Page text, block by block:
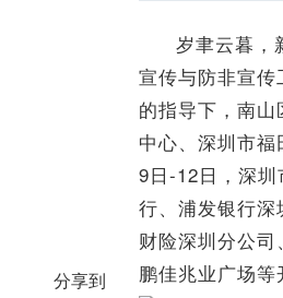
岁聿云暮，
宣传与防非宣
的指导下，南
中心、深圳市
9日-12日，深
行、浦发银行
财险深圳分公
鹏佳兆业广场等
分享到